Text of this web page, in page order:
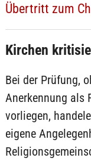
Übertritt zum
Kirchen
Bei der Prüfung,
Anerkennung als
vorliegen,
eigene